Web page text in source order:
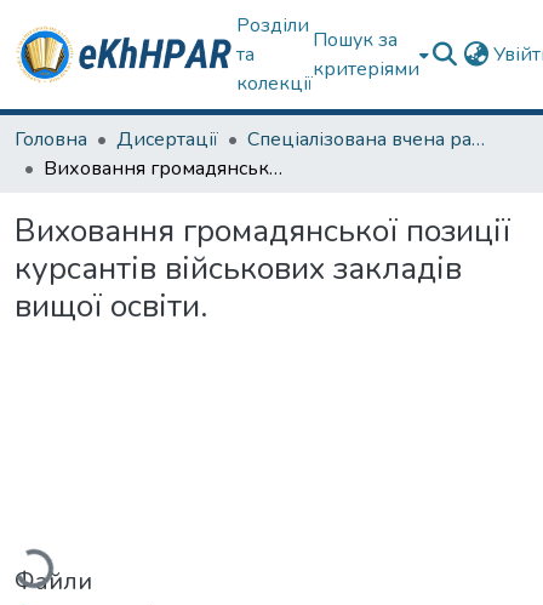
Розділи
та
колекції
Пошук за
критеріями
Головна Дисертації
Спеціалізована вчена рада спец. 011 Освітні, педагогічні науки
Виховання громадянської позиції курсантів військових закладів вищої освіти.
Виховання громадянської позиції
курсантів військових закладів
вищої освіти.
Вантажиться...
Файли